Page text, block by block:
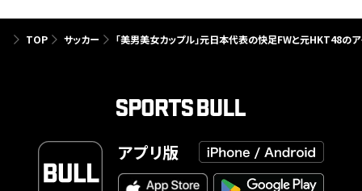
TOP サッカー ｢美男美女カップル｣元日本代表の快足FWと元HKT48のア
アプリ版